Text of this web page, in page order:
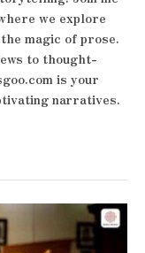
we explore
magic of prose.
to thought-
is your
narratives.